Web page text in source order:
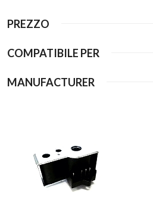
PREZZO
COMPATIBILE PER
MANUFACTURER